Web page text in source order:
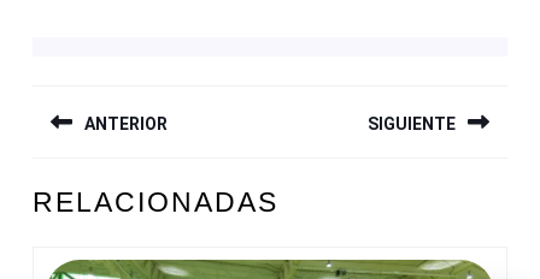
DE
ANTERIOR
anterior:
SIGUIENTE
entrada:
RELACIONADAS